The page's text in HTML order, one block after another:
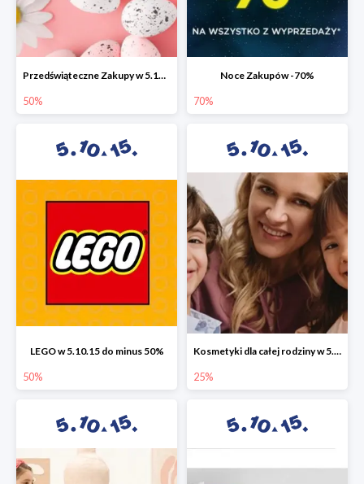
Przedświąteczne Zakupy w 5.10.15 do -50%
50%
Noce Zakupów -70%
70%
LEGO w 5.10.15 do minus 50%
50%
Kosmetyki dla całej rodziny w 5.10.15 do -25%
25%